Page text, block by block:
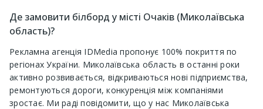
Де замовити білборд у місті Очаків (Миколаївська
область)?
Рекламна агенція IDMedia пропонує 100% покриття по
регіонах України. Миколаївська область в останні роки
активно розвивається, відкриваються нові підприємства,
ремонтуються дороги, конкуренція між компаніями
зростає. Ми раді повідомити, що у нас Миколаївська